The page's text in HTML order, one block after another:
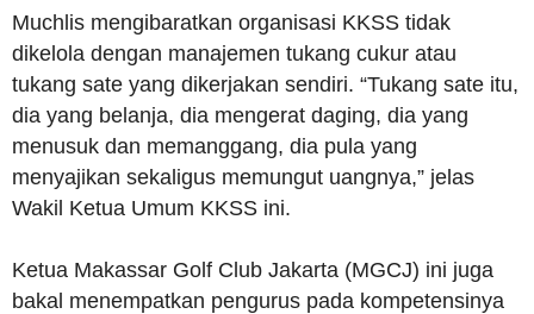
Muchlis mengibaratkan organisasi KKSS tidak
dikelola dengan manajemen tukang cukur atau
tukang sate yang dikerjakan sendiri. “Tukang sate itu,
dia yang belanja, dia mengerat daging, dia yang
menusuk dan memanggang, dia pula yang
menyajikan sekaligus memungut uangnya,” jelas
Wakil Ketua Umum KKSS ini.
Ketua Makassar Golf Club Jakarta (MGCJ) ini juga
bakal menempatkan pengurus pada kompetensinya